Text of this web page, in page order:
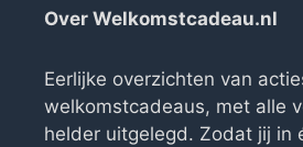
Over Welkomstcadeau.nl
Eerlijke overzichten van
welkomstcadeaus, met alle
helder uitgelegd. Zodat jij in